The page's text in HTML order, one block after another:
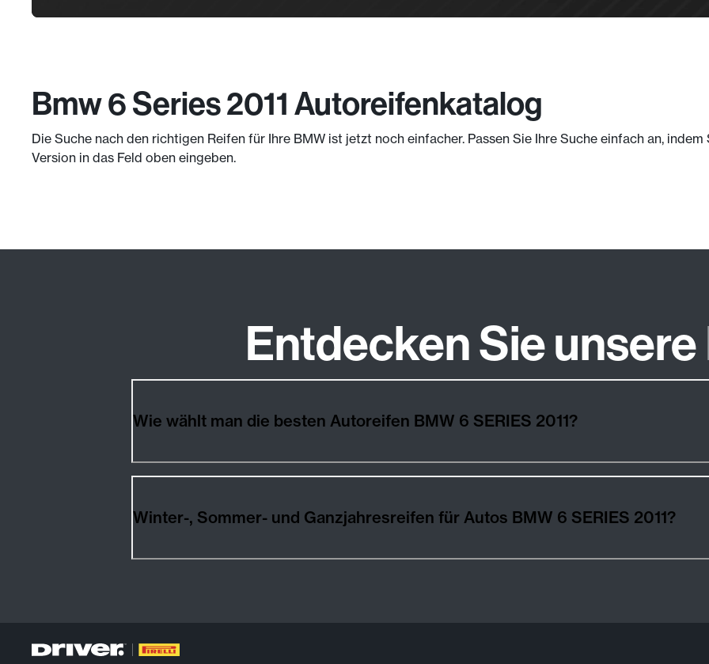
Bmw 6 Series 2011 Autoreifenkatalog
Die Suche nach den richtigen Reifen für Ihre BMW ist jetzt noch einfacher. Passen Sie Ihre Suche einfach an,
Version in das Feld oben eingeben.
Entdecken Sie unsere
Wie wählt man die besten Autoreifen BMW 6 SERIES 2011?
Winter-, Sommer- und Ganzjahresreifen für Autos BMW 6 SERIES 2011?